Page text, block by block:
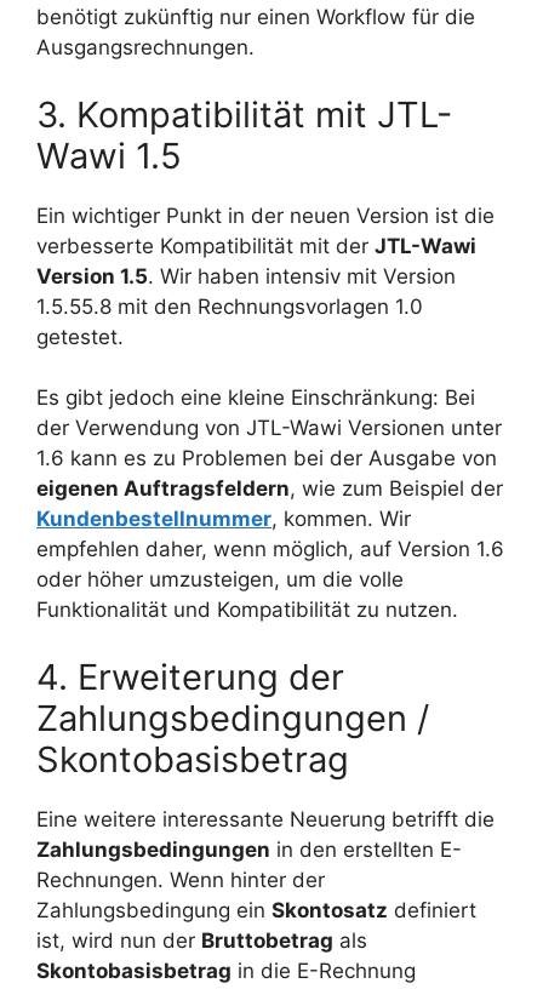
benötigt zukünftig nur einen Workflow für die
Ausgangsrechnungen.
3. Kompatibilität mit JTL-
Wawi 1.5
Ein wichtiger Punkt in der neuen Version ist die
verbesserte Kompatibilität mit der JTL-Wawi
Version 1.5. Wir haben intensiv mit Version
1.5.55.8 mit den Rechnungsvorlagen 1.0
getestet.
Es gibt jedoch eine kleine Einschränkung: Bei
der Verwendung von JTL-Wawi Versionen unter
1.6 kann es zu Problemen bei der Ausgabe von
eigenen Auftragsfeldern, wie zum Beispiel der
Kundenbestellnummer, kommen. Wir
empfehlen daher, wenn möglich, auf Version 1.6
oder höher umzusteigen, um die volle
Funktionalität und Kompatibilität zu nutzen.
4. Erweiterung der
Zahlungsbedingungen /
Skontobasisbetrag
Eine weitere interessante Neuerung betrifft die
Zahlungsbedingungen in den erstellten E-
Rechnungen. Wenn hinter der
Zahlungsbedingung ein Skontosatz definiert
ist, wird nun der Bruttobetrag als
Skontobasisbetrag in die E-Rechnung